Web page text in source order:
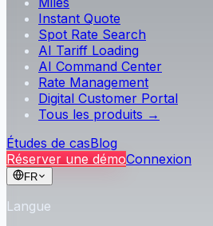
Instant Quote
Spot Rate Search
AI Tariff Loading
AI Command Center
Rate Management
Digital Customer Portal
Tous les produits →
Études de casBlog
Réserver une démoConnexion
FR
Langue